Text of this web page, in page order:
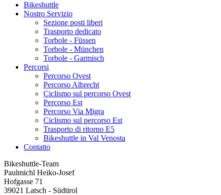
Bikeshuttle
Nostro Servizio
Sezione posti liberi
Trasporto dedicato
Torbole - Füssen
Torbole - München
Torbole - Garmisch
Percorsi
Percorso Ovest
Percorso Albrecht
Ciclismo sul percorso Ovest
Percorso Est
Percorso Via Migra
Ciclismo sul percorso Est
Trasporto di ritorno E5
Bikeshuttle in Val Venosta
Contatto
Bikeshuttle-Team
Paulmichl Heiko-Josef
Hofgasse 71
39021 Latsch - Südtirol